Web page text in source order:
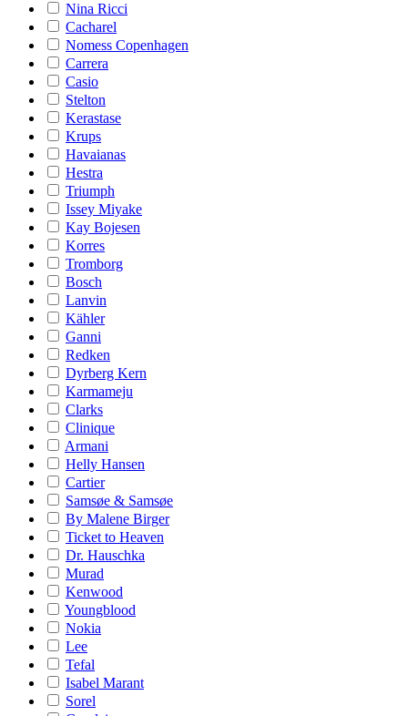
Nina Ricci
Cacharel
Nomess Copenhagen
Carrera
Casio
Stelton
Kerastase
Krups
Havaianas
Hestra
Triumph
Issey Miyake
Kay Bojesen
Korres
Tromborg
Bosch
Lanvin
Kähler
Ganni
Redken
Dyrberg Kern
Karmameju
Clarks
Clinique
Armani
Helly Hansen
Cartier
Samsøe & Samsøe
By Malene Birger
Ticket to Heaven
Dr. Hauschka
Murad
Kenwood
Youngblood
Nokia
Lee
Tefal
Isabel Marant
Sorel